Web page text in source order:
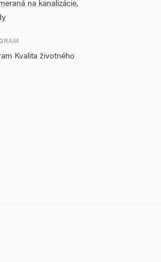
na kanalizácie,
Kvalita životného